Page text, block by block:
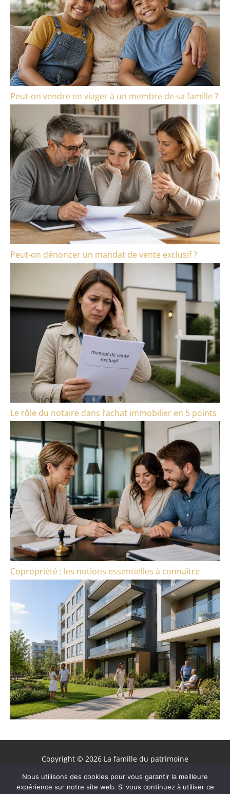
Peut-on vendre en viager à un membre de sa famille ?
Peut-on dénoncer un mandat de vente exclusif ?
Le rôle du notaire dans l’achat immobilier en 5 points
Copropriété : les notions essentielles à connaître
Copyright © 2026 La famille du patrimoine
Contact
Mentions légales
Nous utilisons des cookies pour vous garantir la meilleure
expérience sur notre site web. Si vous continuez à utiliser ce